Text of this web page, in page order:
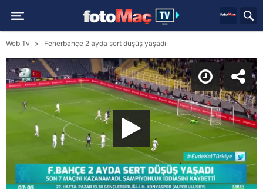
Web Tv Fenerbahçe 2 ayda sert düşüş yaşadı